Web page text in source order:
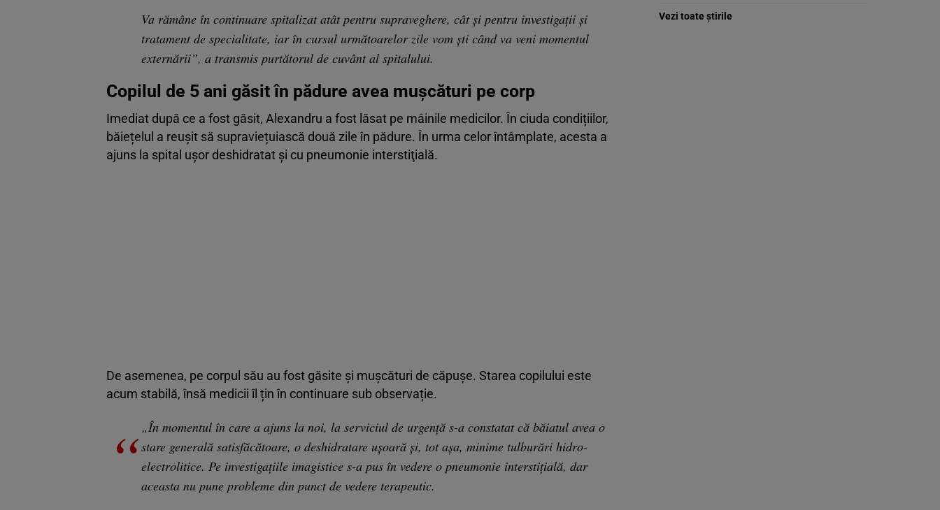
Va rămâne în continuare spitalizat atât pentru supraveghere, cât şi pentru investigaţii şi
tratament de specialitate, iar în cursul următoarelor zile vom şti când va veni momentul
externării”, a transmis purtătorul de cuvânt al spitalului.
Copilul de 5 ani găsit în pădure avea mușcături pe corp
Imediat după ce a fost găsit, Alexandru a fost lăsat pe mâinile medicilor. În ciuda condițiilor,
băiețelul a reușit să supraviețuiască două zile în pădure. În urma celor întâmplate, acesta a
ajuns la spital uşor deshidratat și cu pneumonie interstiţială.
De asemenea, pe corpul său au fost găsite și muşcături de căpuşe. Starea copilului este
acum stabilă, însă medicii îl țin în continuare sub observație.
„În momentul în care a ajuns la noi, la serviciul de urgenţă s-a constatat că băiatul avea o
stare generală satisfăcătoare, o deshidratare uşoară şi, tot aşa, minime tulburări hidro-
electrolitice. Pe investigaţiile imagistice s-a pus în vedere o pneumonie interstiţială, dar
aceasta nu pune probleme din punct de vedere terapeutic.
Vezi toate știrile